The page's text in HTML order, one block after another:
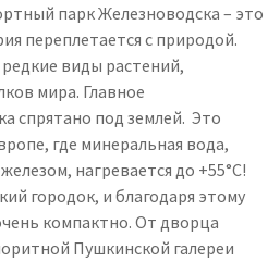
парк Железноводска – это
переплетается с природой.
виды растений,
мира. Главное
спрятано под землей. Это
где минеральная вода,
нагревается до +55°C!
городок, и благодаря этому
компактно. От дворца
Пушкинской галереи